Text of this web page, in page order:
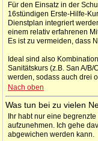
Für den Einsatz in der
16stündigen Erste-Hilfe-
Dienstplan integriert
einem relativ erfahrenen
Es ist zu vermeiden, dass
Ideal sind also
Sanitätskurs (z.B. San A/
werden, sodass auch drei
Nach oben
Was tun bei zu vielen
Ihr habt nur eine
aufzunehmen. Ich gehe
abgewichen werden kann.